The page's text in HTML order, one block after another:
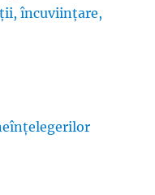
încuviințare,